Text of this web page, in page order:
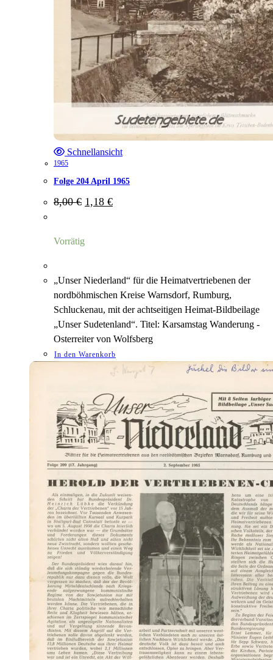
Schnellansicht
1965
Folge 204 April 1965
8,00€ Ursprünglicher
Preis
1,18 €Aktueller
Vorrätig
„Unser Niederland“ für die Heimatvertriebenen der
nordböhmischen Kreise Warnsdorf, Rumburg,
Schluckenau, mit der achtseitigen Heimat-Bildbeilage
„Unser Sudetenland“. Titel: Karsamstag Wanderung -
Osterreiter von Wolfsberg
In den Warenkorb